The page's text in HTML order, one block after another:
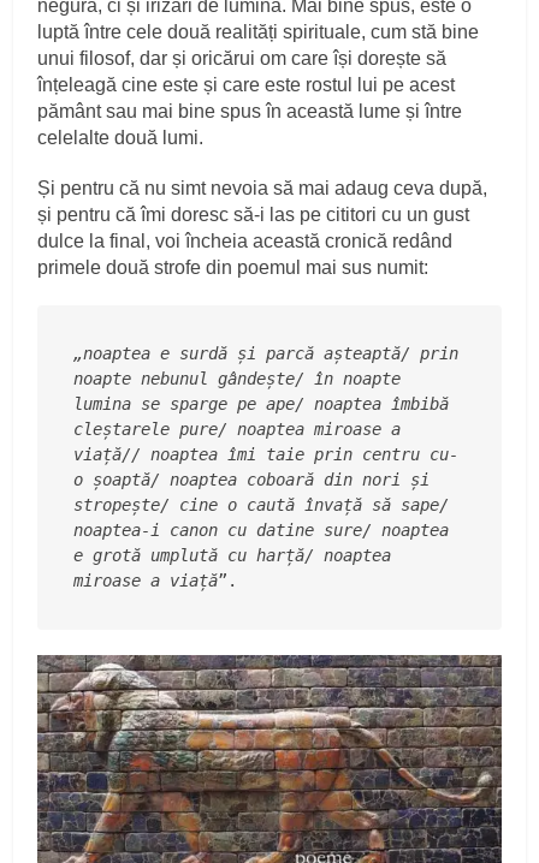
negură, ci și irizări de lumină. Mai bine spus, este o
luptă între cele două realități spirituale, cum stă bine
unui filosof, dar și oricărui om care își dorește să
înțeleagă cine este și care este rostul lui pe acest
pământ sau mai bine spus în această lume și între
celelalte două lumi.
Și pentru că nu simt nevoia să mai adaug ceva după,
și pentru că îmi doresc să-i las pe cititori cu un gust
dulce la final, voi încheia această cronică redând
primele două strofe din poemul mai sus numit:
„noaptea e surdă și parcă așteaptă/ prin
noapte nebunul gândește/ în noapte
lumina se sparge pe ape/ noaptea îmbibă
cleștarele pure/ noaptea miroase a
viață// noaptea îmi taie prin centru cu-
o șoaptă/ noaptea coboară din nori și
stropește/ cine o caută învață să sape/
noaptea-i canon cu datine sure/ noaptea
e grotă umplută cu harță/ noaptea
miroase a viață”.